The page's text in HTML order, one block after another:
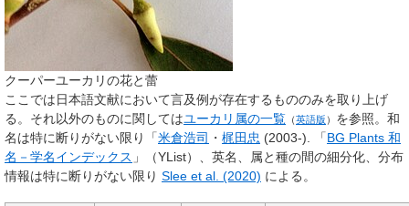
クーパーユーカリの花と蕾
ここでは日本語文献において言及例が存在するもののみを取り上げ
る。それ以外のものに関してはユーカリ属の一覧 （英語版 ） を参照。和
名は特に断りがない限り「米倉浩司 ・ 梶田忠 (2003-). 「BG Plants 和
名－学名インデックス 」（YList）、英名、属と種の間の細分化、分布
情報は特に断りがない限り Slee et al. (2020) による。